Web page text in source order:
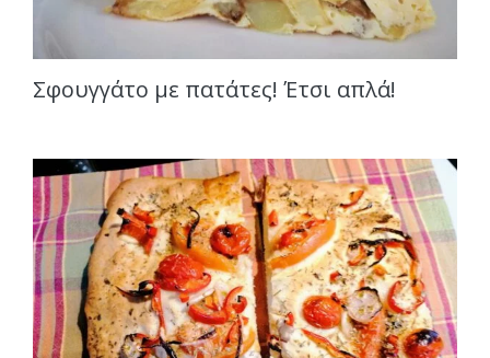
Σφουγγάτο με πατάτες! Έτσι απλά!